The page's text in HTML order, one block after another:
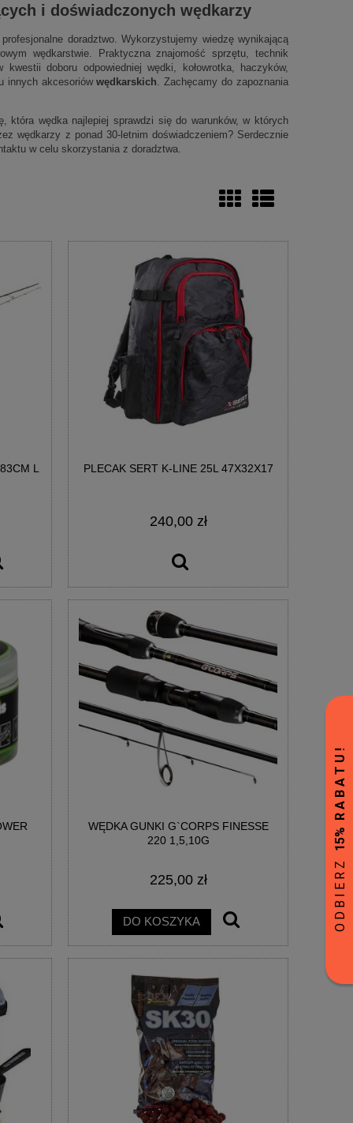
i doświadczonych wędkarzy
doradztwo. Wykorzystujemy wiedzę wynikającą
wędkarstwie. Praktyczna znajomość sprzętu, technik
doboru odpowiedniej wędki, kołowrotka, haczyków,
innych akcesoriówwędkarskich. Zachęcamy do zapoznania
która wędka najlepiej sprawdzi się do warunków, w których
wędkarzy z ponad 30-letnim doświadczeniem? Serdecznie
w celu skorzystania z doradztwa.
L
PLECAK SERT K-LINE 25L 47X32X17
240,00 zł
WĘDKA GUNKI G`CORPS FINESSE
220 1,5,10G
225,00 zł
DO KOSZYKA